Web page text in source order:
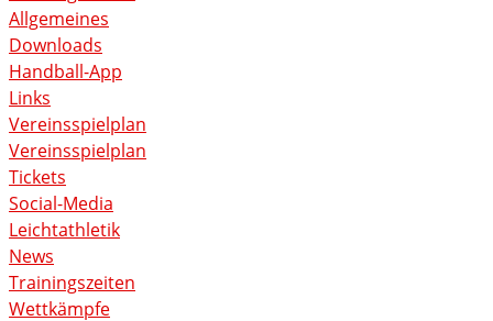
Allgemeines
Downloads
Handball-App
Links
Vereinsspielplan
Vereinsspielplan
Tickets
Social-Media
Leichtathletik
News
Trainingszeiten
Wettkämpfe